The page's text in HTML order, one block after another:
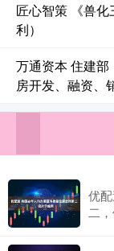
匠心智策 《兽
利）
万通资本 住建
房开发、融资、
优
二